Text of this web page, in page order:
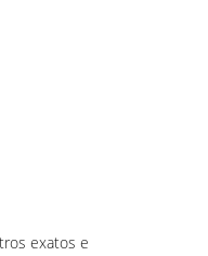
exatos e